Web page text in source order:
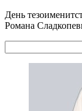
День
Романа